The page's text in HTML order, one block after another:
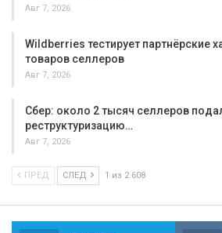
Авг 7, 2026
Wildberries тестирует партнёрские
товаров селлеров
Авг 7, 2026
Сбер: около 2 тысяч селлеров
реструктуризацию…
Авг 7, 2026
ПРЕД СЛЕД 1 из 2 608